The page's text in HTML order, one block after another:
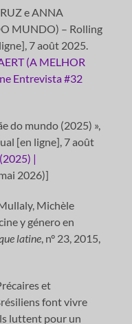
e ANNA
MUNDO) – Rolling
7 août 2025.
(A MELHOR
Entrevista #32
do mundo (2025) »,
[en ligne], 7 août
|
2026)]
Michèle
y género en
latine, n° 23, 2015,
et
font vivre
luttent pour un